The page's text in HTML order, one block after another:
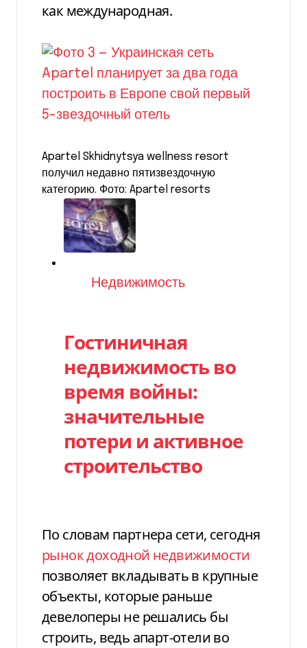
как международная.
Apartel Skhidnytsya wellness resort
получил недавно пятизвездочную
категорию. Фото: Apartel resorts
Категория
Недвижимость
Гостиничная
недвижимость во
время войны:
значительные
потери и активное
строительство
По словам партнера сети, сегодня
рынок доходной недвижимости
позволяет вкладывать в крупные
объекты, которые раньше
девелоперы не решались бы
строить, ведь апарт-отели во